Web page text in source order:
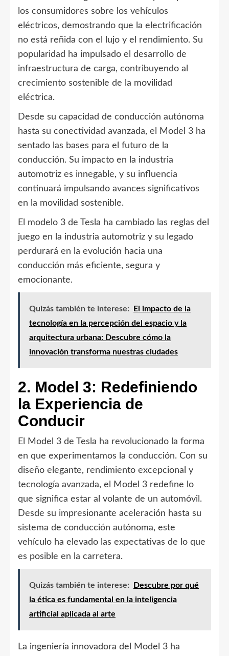
los consumidores sobre los vehículos
eléctricos, demostrando que la electrificación
no está reñida con el lujo y el rendimiento. Su
popularidad ha impulsado el desarrollo de
infraestructura de carga, contribuyendo al
crecimiento sostenible de la movilidad
eléctrica.
Desde su capacidad de conducción autónoma
hasta su conectividad avanzada, el Model 3 ha
sentado las bases para el futuro de la
conducción. Su impacto en la industria
automotriz es innegable, y su influencia
continuará impulsando avances significativos
en la movilidad sostenible.
El modelo 3 de Tesla ha cambiado las reglas del
juego en la industria automotriz y su legado
perdurará en la evolución hacia una
conducción más eficiente, segura y
emocionante.
Quizás también te interese:
El impacto de la
tecnología en la percepción del espacio y la
arquitectura urbana: Descubre cómo la
innovación transforma nuestras ciudades
2. Model 3: Redefiniendo
la Experiencia de
Conducir
El Model 3 de Tesla ha revolucionado la forma
en que experimentamos la conducción. Con su
diseño elegante, rendimiento excepcional y
tecnología avanzada, el Model 3 redefine lo
que significa estar al volante de un automóvil.
Desde su impresionante aceleración hasta su
sistema de conducción autónoma, este
vehículo ha elevado las expectativas de lo que
es posible en la carretera.
Quizás también te interese:
Descubre por qué
la ética es fundamental en la inteligencia
artificial aplicada al arte
La ingeniería innovadora del Model 3 ha